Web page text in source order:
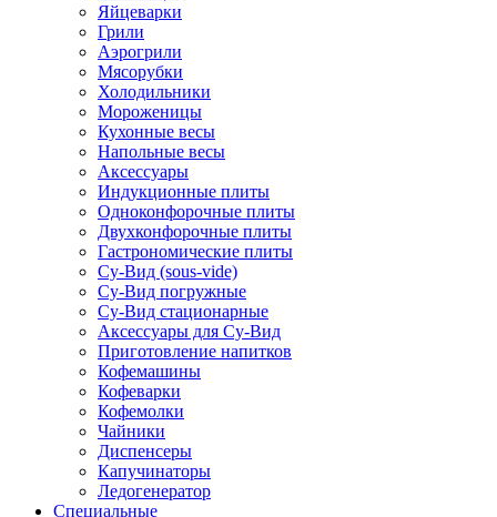
Яйцеварки
Грили
Аэрогрили
Мясорубки
Холодильники
Мороженицы
Кухонные весы
Напольные весы
Аксессуары
Индукционные плиты
Одноконфорочные плиты
Двухконфорочные плиты
Гастрономические плиты
Су-Вид (sous-vide)
Су-Вид погружные
Су-Вид стационарные
Аксессуары для Су-Вид
Приготовление напитков
Кофемашины
Кофеварки
Кофемолки
Чайники
Диспенсеры
Капучинаторы
Ледогенератор
Специальные